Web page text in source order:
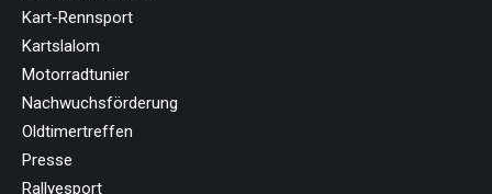
Kart-Rennsport
Kartslalom
Motorradtunier
Nachwuchsförderung
Oldtimertreffen
Presse
Rallyesport